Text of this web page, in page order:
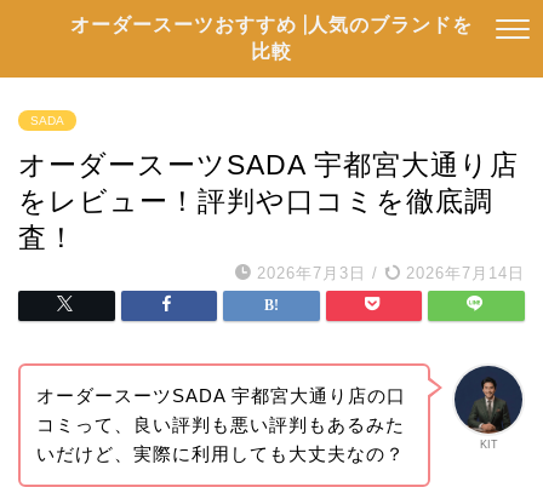
オーダースーツおすすめ |人気のブランドを
比較
SADA
オーダースーツSADA 宇都宮大通り店
をレビュー！評判や口コミを徹底調
査！
2026年7月3日 / 2026年7月14日
KIT
オーダースーツSADA 宇都宮大通り店の口
コミって、良い評判も悪い評判もあるみた
いだけど、実際に利用しても大丈夫なの？